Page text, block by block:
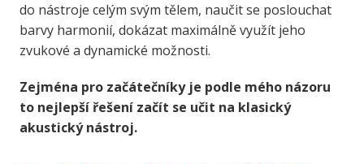
do nástroje celým svým tělem, naučit se poslouchat
barvy harmonií, dokázat maximálně využít jeho
zvukové a dynamické možnosti.
Zejména pro začátečníky je podle mého názoru
to nejlepší řešení začít se učit na klasický
akustický nástroj.